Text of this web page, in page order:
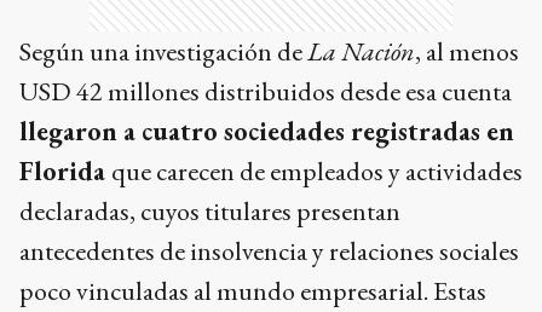
Según una investigación deLa Nación, al menos
USD 42 millones distribuidos desde esa cuenta
llegaron a cuatro sociedades registradas en
Florida que carecen de empleados y actividades
declaradas, cuyos titulares presentan
antecedentes de insolvencia y relaciones sociales
poco vinculadas al mundo empresarial. Estas